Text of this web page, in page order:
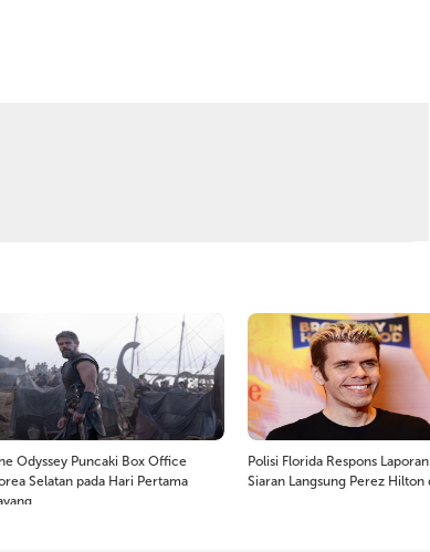
Odyssey Puncaki Box Office
Selatan pada Hari Pertama
Polisi Florida Respons
Siaran Langsung Perez Hilton